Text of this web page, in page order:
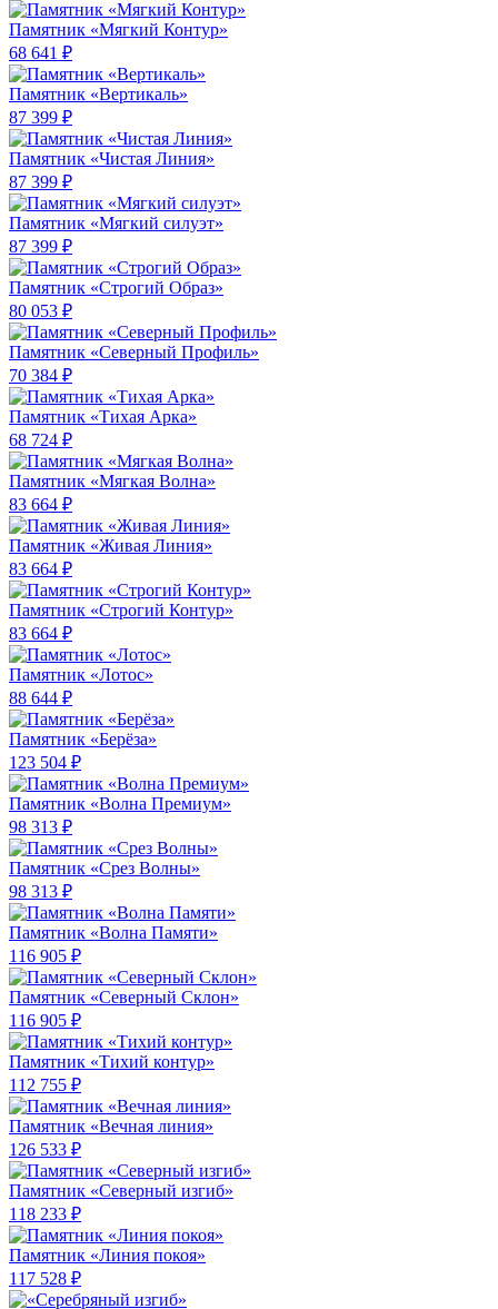
Памятник «Мягкий Контур»
68 641 ₽
Памятник «Вертикаль»
87 399 ₽
Памятник «Чистая Линия»
87 399 ₽
Памятник «Мягкий силуэт»
87 399 ₽
Памятник «Строгий Образ»
80 053 ₽
Памятник «Северный Профиль»
70 384 ₽
Памятник «Тихая Арка»
68 724 ₽
Памятник «Мягкая Волна»
83 664 ₽
Памятник «Живая Линия»
83 664 ₽
Памятник «Строгий Контур»
83 664 ₽
Памятник «Лотос»
88 644 ₽
Памятник «Берёза»
123 504 ₽
Памятник «Волна Премиум»
98 313 ₽
Памятник «Срез Волны»
98 313 ₽
Памятник «Волна Памяти»
116 905 ₽
Памятник «Северный Склон»
116 905 ₽
Памятник «Тихий контур»
112 755 ₽
Памятник «Вечная линия»
126 533 ₽
Памятник «Северный изгиб»
118 233 ₽
Памятник «Линия покоя»
117 528 ₽